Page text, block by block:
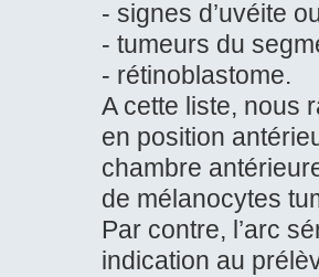
- signes d’uvéite
- tumeurs du
- rétinoblastome.
A cette liste, nous
en position
chambre
de mélanocytes
Par contre, l’arc
indication au